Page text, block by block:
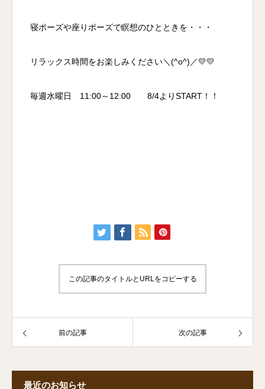
寝ポーズや座りポーズで瞑想のひとときを・・・
リラックス時間をお楽しみください＼(^o^)／💛💛
毎週水曜日 11:00～12:00 8/4よりSTART！！
この記事のタイトルとURLをコピーする
前の記事 次の記事
最近のお知らせ